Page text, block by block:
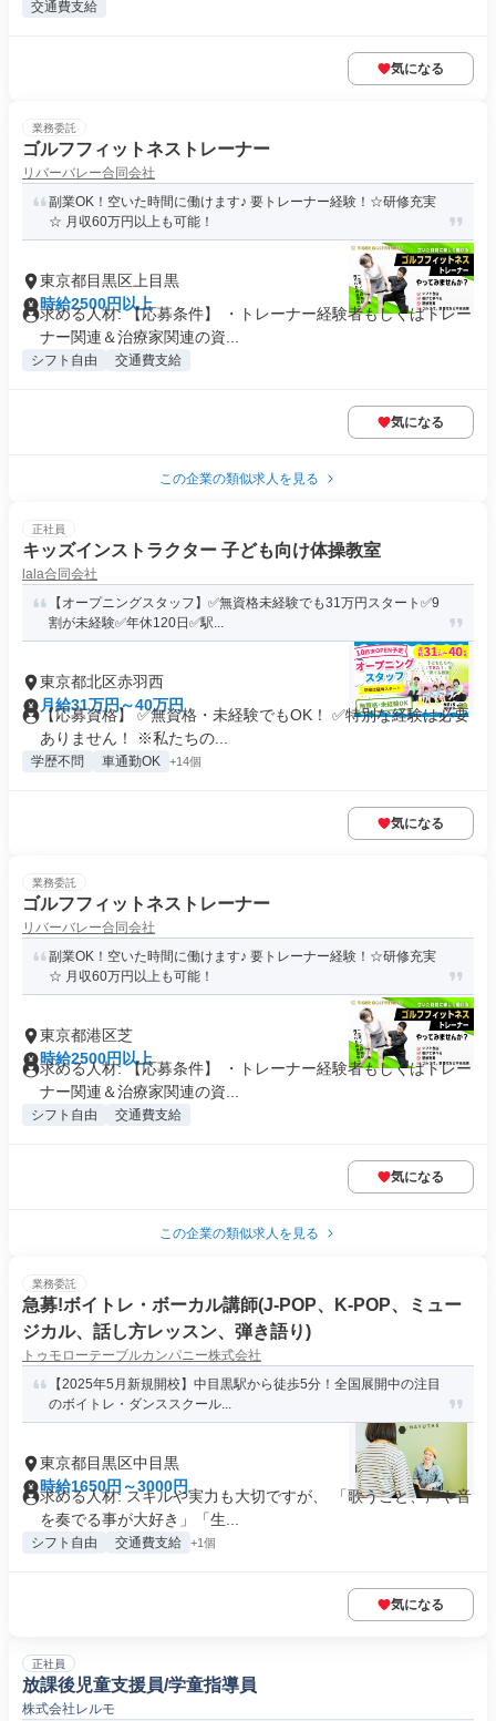
交通費支給
気になる
業務委託
ゴルフフィットネストレーナー
リバーバレー合同会社
副業OK！空いた時間に働けます♪ 要トレーナー経験！☆研修充実
☆ 月収60万円以上も可能！
東京都目黒区上目黒
時給2500円以上
求める人材: 【応募条件】 ・トレーナー経験者もしくはトレー
ナー関連＆治療家関連の資...
シフト自由 交通費支給
気になる
この企業の類似求人を見る
正社員
キッズインストラクター 子ども向け体操教室
lala合同会社
【オープニングスタッフ】✅無資格未経験でも31万円スタート✅9
割が未経験✅年休120日✅駅...
東京都北区赤羽西
月給31万円～40万円
【応募資格】 ✅無資格・未経験でもOK！ ✅特別な経験は必要
ありません！ ※私たちの...
学歴不問 車通勤OK +14個
気になる
業務委託
ゴルフフィットネストレーナー
リバーバレー合同会社
副業OK！空いた時間に働けます♪ 要トレーナー経験！☆研修充実
☆ 月収60万円以上も可能！
東京都港区芝
時給2500円以上
求める人材: 【応募条件】 ・トレーナー経験者もしくはトレー
ナー関連＆治療家関連の資...
シフト自由 交通費支給
気になる
この企業の類似求人を見る
業務委託
急募!ボイトレ・ボーカル講師(J-POP、K-POP、ミュー
ジカル、話し方レッスン、弾き語り)
トゥモローテーブルカンパニー株式会社
【2025年5月新規開校】中目黒駅から徒歩5分！全国展開中の注目
のボイトレ・ダンススクール...
東京都目黒区中目黒
時給1650円～3000円
求める人材: スキルや実力も大切ですが、 「歌うこと、声や音
を奏でる事が大好き」「生...
シフト自由 交通費支給 +1個
気になる
正社員
放課後児童支援員/学童指導員
株式会社レルモ